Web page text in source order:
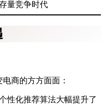
商的方方面面：
性化推荐算法大幅提升了